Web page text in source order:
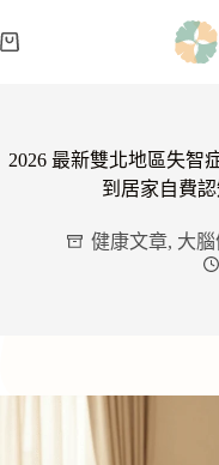
至
容
購
2026 最新雙北地區失智
到居家自費
健康文章, 大